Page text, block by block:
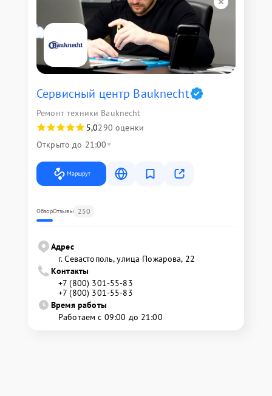
Сервисный центр Bauknecht
Ремонт техники Bauknecht
5,0290 оценки
Открыто до 21:00
Маршрут
ОбзорОтзывы 250
Адрес
г. Севастополь, улица Пожарова, 22
Контакты
+7 (800) 301-55-83
+7 (800) 301-55-83
Время работы
Работаем с 09:00 до 21:00